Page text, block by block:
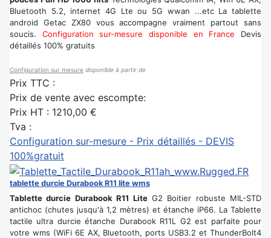
Bluetooth 5.2, internet 4G Lte ou 5G wwan ...etc La tablette
android Getac ZX80 vous accompagne vraiment partout sans
soucis. Configuration sur-mesure disponible en France Devis
détaillés 100% gratuits
Configuration sur mesure disponible à partir de
Prix TTC :
Prix de vente avec escompte:
Prix HT : 1210,00 €
Tva :
Configuration sur-mesure - Prix détaillés - DEVIS
100%gratuit
tablette durcie Durabook R11 lite wms
Tablette durcie Durabook R11 LiteG2 Boitier robuste MIL-STD
antichoc (chutes jusqu'à 1,2 mètres) et étanche iP66. La Tablette
tactile ultra durcie étanche Durabook R11L G2 est parfaite pour
votre wms (WiFi 6E AX, Bluetooth, ports USB3.2 et ThunderBolt4